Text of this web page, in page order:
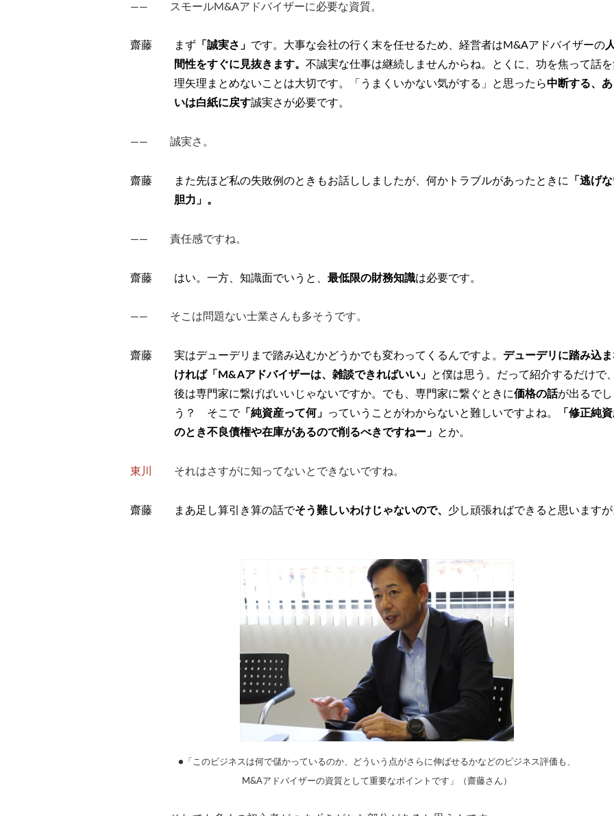
―― スモールM&Aアドバイザーに必要な資質。
齋藤 まず 「誠実さ」 です。大事な会社の行く末を任せるため、経営者はM&Aアドバイザーの
間性をすぐに見抜きます。 不誠実な仕事は継続しませんからね。とくに、功を焦って話
理矢理まとめないことは大切です。「うまくいかない気がする」と思ったら中断する、
いは白紙に戻す誠実さが必要です。
―― 誠実さ。
齋藤 また先ほど私の失敗例のときもお話ししましたが、何かトラブルがあったときに
「逃げ
胆力」。
―― 責任感ですね。
齋藤 はい。一方、知識面でいうと、 最低限の財務知識は必要です。
―― そこは問題ない士業さんも多そうです。
齋藤 実はデューデリまで踏み込むかどうかでも変わってくるんですよ。 デューデリに踏み込
ければ「M&Aアドバイザーは、雑談できればいい」
と僕は思う。だって紹介するだけで
後は専門家に繋げばいいじゃないですか。でも、専門家に繋ぐときに価格の話が出るで
う？ そこで「純資産って何」 っていうことがわからないと難しいですよね。
「修正純
のとき不良債権や在庫があるので削るべきですねー」
とか。
東川 それはさすがに知ってないとできないですね。
齋藤 まあ足し算引き算の話でそう難しいわけじゃないので、 少し頑張ればできると思います
●「このビジネスは何で儲かっているのか、どういう点がさらに伸ばせるかなどのビジネス評価も、
M&Aアドバイザーの資質として重要なポイントです」（齋藤さん）